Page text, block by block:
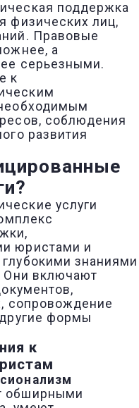
поддержка
физических лиц,
Правовые
а
серьезными.
к
соблюдения
развития
услуги
юристами и
знаниями
Они включают
сопровождение
формы
к
обширными